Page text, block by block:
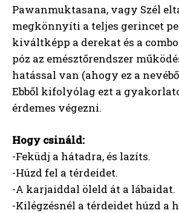
Pawanmuktasana, vagy Szél
megkönnyíti a teljes gerincet
kiváltképp a derekat és a
póz az emésztőrendszer
hatással van (ahogy ez a
Ebből kifolyólag ezt a
érdemes végezni.
Hogy csináld:
-Feküdj a hátadra, és lazíts.
-Húzd fel a térdeidet.
-A karjaiddal öleld át a lábaidat.
-Kilégzésnél a térdeidet húzd a